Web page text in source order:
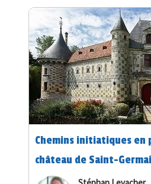
Chemins initiatiques en
château de Saint-